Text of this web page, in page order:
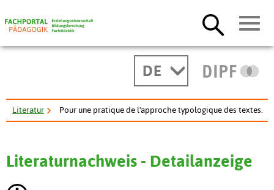
DE
Literatur Pour une pratique de l'approche typologique des textes.
Literaturnachweis - Detailanzeige